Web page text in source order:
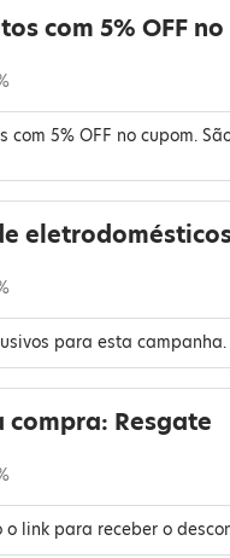
com 5% OFF no
5% OFF no cupom.
para esta campanha.
compra: Resgate
link para receber o